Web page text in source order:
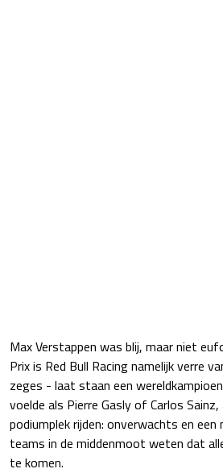
Max Verstappen was blij, maar niet
Prix is Red Bull Racing namelijk verre
zeges - laat staan een
voelde als Pierre Gasly of Carlos
podiumplek rijden: onverwachts en
teams in de middenmoot weten dat
te komen.